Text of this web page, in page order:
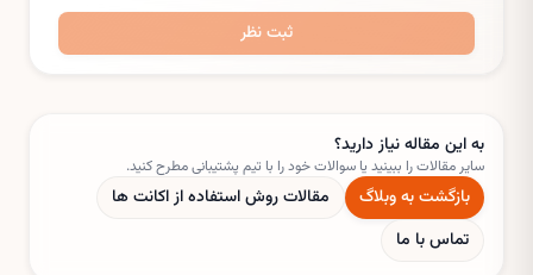
ثبت نظر
به این مقاله نیاز دارید؟
سایر مقالات را ببینید یا سوالات خود را با تیم پشتیبانی مطرح کنید.
بازگشت به وبلاگ مقالاتروش استفاده از اکانت ها
تماس با ما